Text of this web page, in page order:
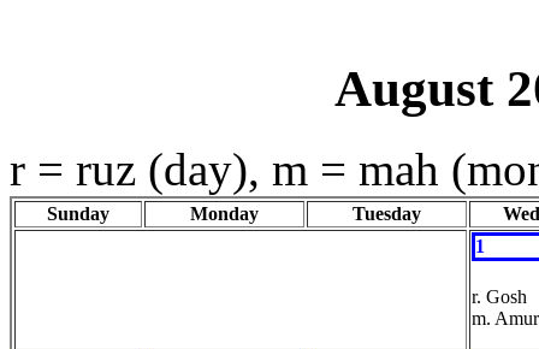
August
r = ruz (day), m = mah
Sunday Monday Tuesday
1
r. Gosh
m.